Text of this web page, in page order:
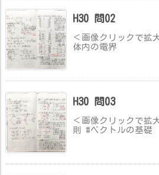
H30 問02
＜画像クリックで拡
体内の電界
H30 問03
＜画像クリックで拡
則 #ベクトルの基礎